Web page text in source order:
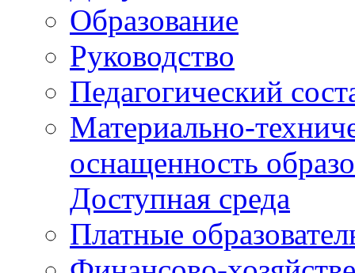
Образование
Руководство
Педагогический
Материально-
оснащенность
Доступная среда
Платные